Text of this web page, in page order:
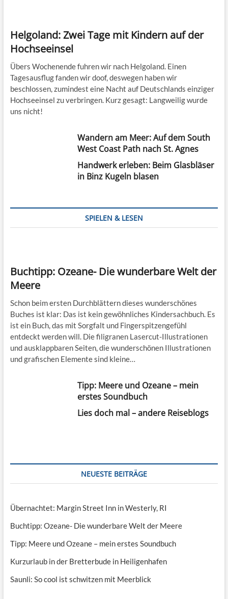
Helgoland: Zwei Tage mit Kindern auf der
Hochseeinsel
Übers Wochenende fuhren wir nach Helgoland. Einen
Tagesausflug fanden wir doof, deswegen haben wir
beschlossen, zumindest eine Nacht auf Deutschlands einziger
Hochseeinsel zu verbringen. Kurz gesagt: Langweilig wurde
uns nicht!
Wandern am Meer: Auf dem South
West Coast Path nach St. Agnes
Handwerk erleben: Beim Glasbläser
in Binz Kugeln blasen
SPIELEN & LESEN
Buchtipp: Ozeane- Die wunderbare Welt der
Meere
Schon beim ersten Durchblättern dieses wunderschönes
Buches ist klar: Das ist kein gewöhnliches Kindersachbuch. Es
ist ein Buch, das mit Sorgfalt und Fingerspitzengefühl
entdeckt werden will. Die filigranen Lasercut-Illustrationen
und ausklappbaren Seiten, die wunderschönen Illustrationen
und grafischen Elemente sind kleine…
Tipp: Meere und Ozeane – mein
erstes Soundbuch
Lies doch mal – andere Reiseblogs
NEUESTE BEITRÄGE
Übernachtet: Margin Street Inn in Westerly, RI
Buchtipp: Ozeane- Die wunderbare Welt der Meere
Tipp: Meere und Ozeane – mein erstes Soundbuch
Kurzurlaub in der Bretterbude in Heiligenhafen
Saunli: So cool ist schwitzen mit Meerblick